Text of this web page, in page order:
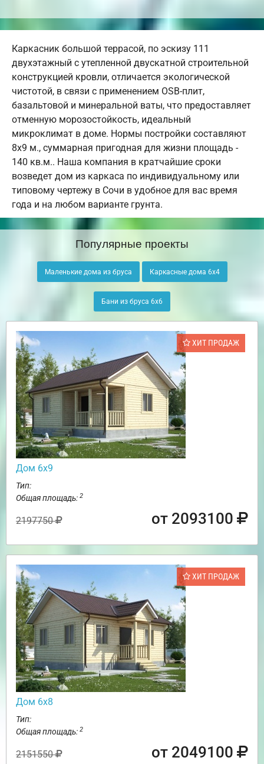
Каркасник большой террасой, по эскизу 111
двухэтажный с утепленной двускатной строительной
конструкцией кровли, отличается экологической
чистотой, в связи с применением OSB-плит,
базальтовой и минеральной ваты, что предоставляет
отменную морозостойкость, идеальный
микроклимат в доме. Нормы постройки составляют
8х9 м., суммарная пригодная для жизни площадь -
140 кв.м.. Наша компания в кратчайшие сроки
возведет дом из каркаса по индивидуальному или
типовому чертежу в Сочи в удобное для вас время
года и на любом варианте грунта.
Популярные проекты
Маленькие дома из бруса Каркасные дома 6х4
Бани из бруса 6х6
ХИТ ПРОДАЖ
Дом 6х9
Тип:
Общая площадь: 2
2197750 от 2093100
ХИТ ПРОДАЖ
Дом 6х8
Тип:
Общая площадь: 2
2151550 от 2049100